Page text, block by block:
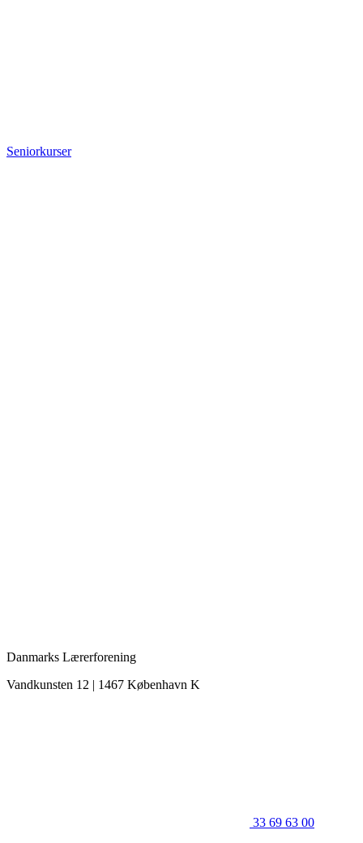
Seniorkurser
Danmarks Lærerforening
Vandkunsten 12 | 1467 København K
33 69 63 00